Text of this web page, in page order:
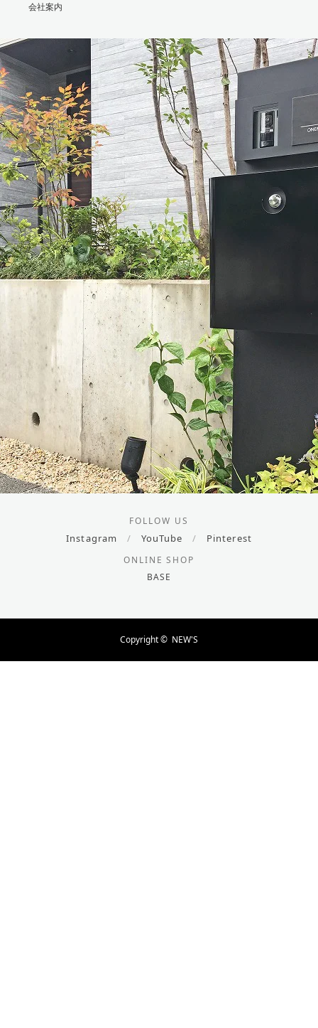
会社案内
FOLLOW US
Instagram / YouTube / Pinterest
ONLINE SHOP
BASE
Copyright © NEW'S